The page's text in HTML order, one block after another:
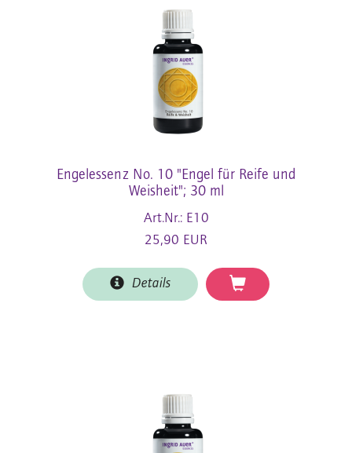
Engelessenz No. 10 "Engel für Reife und
Weisheit"; 30 ml
Art.Nr.: E10
25,90 EUR
Details